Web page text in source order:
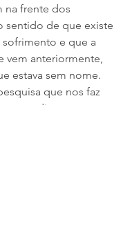
na frente dos
sentido de que existe
e que a
vem anteriormente,
estava sem nome.
que nos faz
adiante e